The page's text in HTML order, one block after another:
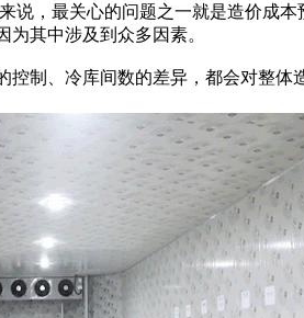
说，最关心的问题之一就是造价成
其中涉及到众多因素。
、冷库间数的差异，都会对整体